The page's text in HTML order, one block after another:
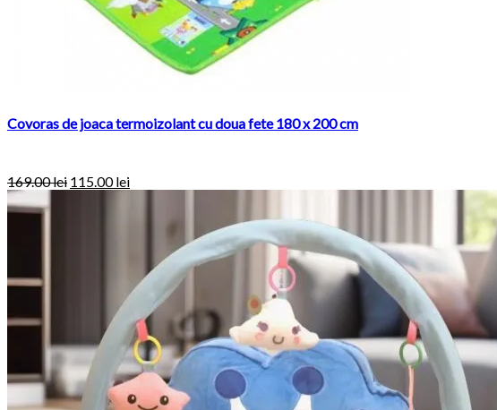
Covoras de joaca termoizolant cu doua fete 180 x 200 cm
169.00lei 115.00lei